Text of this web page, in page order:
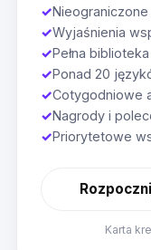
✓
✓Wyjaśnienia
✓Pełna
✓Ponad 20
✓Cotygodniowe
✓Nagrody i
✓Priorytetowe
Karta